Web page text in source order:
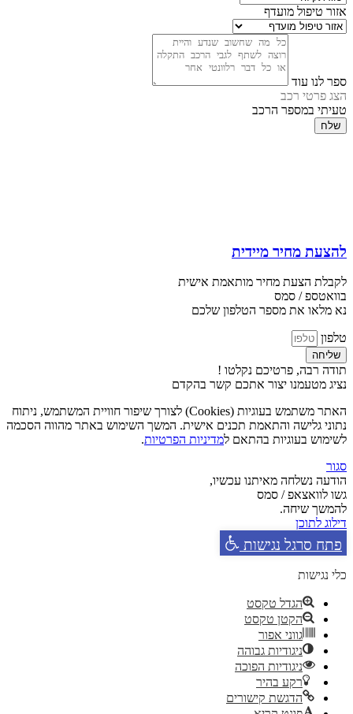
אזור טיפול מועדף
ספר לנו עוד
הצג פרטי רכב
טעיתי במספר הרכב
שלח
להצעת מחיר מיידית
לקבלת הצעת מחיר מותאמת אישית
בוואטספ / סמס
נא מלאו את מספר הטלפון שלכם
טלפון
שליחה
תודה רבה, פרטיכם נקלטו !
נציג מטעמנו יצור אתכם קשר בהקדם
האתר משתמש בעוגיות (Cookies) לצורך שיפור חוויית המשתמש, ניתוח
נתוני גלישה והתאמת תכנים אישית. המשך השימוש באתר מהווה הסכמה
לשימוש בעוגיות בהתאם למדיניות הפרטיות.
סגור
הודעה נשלחה מאיתנו עכשיו,
גשו לוואצאפ / סמס
להמשך שיחה.
דילוג לתוכן
פתח סרגל נגישות
כלי נגישות
הגדל טקסט
הקטן טקסט
גווני אפור
ניגודיות גבוהה
ניגודיות הפוכה
רקע בהיר
הדגשת קישורים